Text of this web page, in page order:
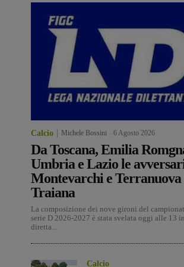
Calcio Michele Bossini 6 Agosto 2026
Da Toscana, Emilia
Umbria e Lazio le
Montevarchi e Terranuova
Traiana
La composizione dei nove gironi del
serie D 2026-2027 è stata svelata oggi alle 13 in
diretta...
Calcio